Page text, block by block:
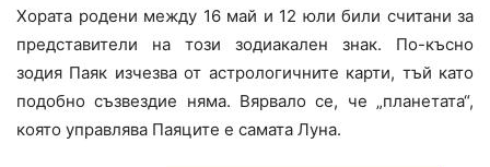
Хората родени между 16 май и 12 юли били считани за
представители на този зодиакален знак. По-късно
зодия Паяк изчезва от астрологичните карти, тъй като
подобно съзвездие няма. Вярвало се, че „планетата“,
която управлява Паяците е самата Луна.